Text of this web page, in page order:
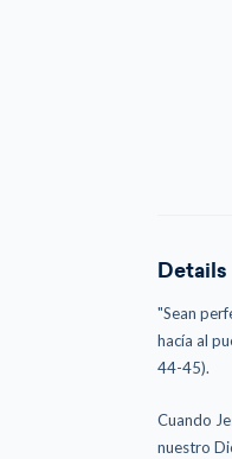
Details
"Sean
hacía al
44-45).
Cuando
nuestro